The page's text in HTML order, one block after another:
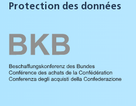
Protection des données